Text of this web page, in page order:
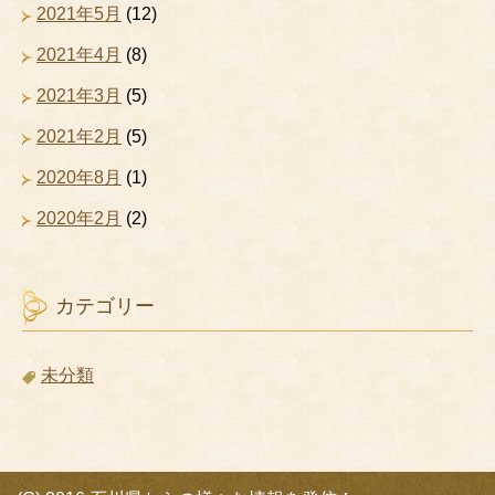
2021年5月 (12)
2021年4月 (8)
2021年3月 (5)
2021年2月 (5)
2020年8月 (1)
2020年2月 (2)
カテゴリー
未分類